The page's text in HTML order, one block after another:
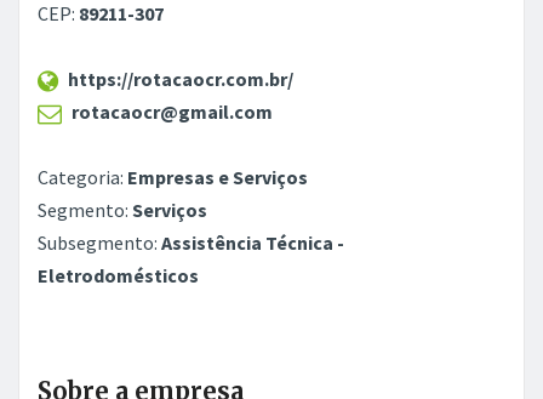
CEP: 89211-307
https://rotacaocr.com.br/
rotacaocr@gmail.com
Categoria: Empresas e Serviços
Segmento: Serviços
Subsegmento: Assistência Técnica -
Eletrodomésticos
Sobre a empresa